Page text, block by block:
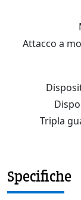
Attacco a
Tripla
Specifiche